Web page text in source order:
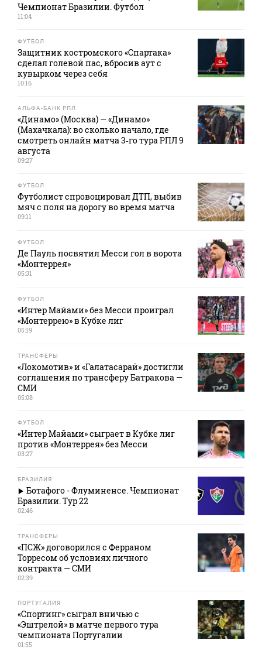
Чемпионат Бразилии. Футбол
11:04
ФУТБОЛ
Защитник костромского «Спартака»
сделал голевой пас, вбросив аут с
кувырком через себя
10:16
АЛЬФА-БАНК РПЛ
«Динамо» (Москва) — «Динамо»
(Махачкала): во сколько начало, где
смотреть онлайн матча 3‑го тура РПЛ 9
августа
09:27
ФУТБОЛ
Футболист спровоцировал ДТП, выбив
мяч с поля на дорогу во время матча
09:11
ФУТБОЛ
Де Пауль посвятил Месси гол в ворота
«Монтеррея»
05:31
ФУТБОЛ
«Интер Майами» без Месси проиграл
«Монтеррею» в Кубке лиг
05:19
ТРАНСФЕРЫ
«Локомотив» и «Галатасарай» достигли
соглашения по трансферу Батракова —
СМИ
05:08
ФУТБОЛ
«Интер Майами» сыграет в Кубке лиг
против «Монтеррея» без Месси
03:27
БРАЗИЛИЯ
Ботафого - Флуминенсе. Чемпионат
Бразилии. Тур 22
02:46
ТРАНСФЕРЫ
«ПСЖ» договорился с Ферраном
Торресом об условиях личного
контракта — СМИ
02:39
ПОРТУГАЛИЯ
«Спортинг» сыграл вничью с
«Эштрелой» в матче первого тура
чемпионата Португалии
01:55